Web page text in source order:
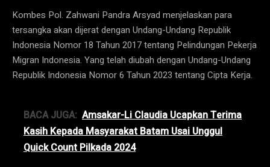
Kombes Pol. Zahwani Pandra Arsyad menjelaskan para
tersangka akan dijerat dengan Undang-Undang Republik
Indonesia Nomor 18 Tahun 2017 tentang Pelindungan Pekerja
Migran Indonesia. Yang telah diubah dengan Undang-Undang
Republik Indonesia Nomor 6 Tahun 2023 tentang Cipta Kerja.
BACA JUGA: Amsakar-Li Claudia Ucapkan Terima
Kasih Kepada Masyarakat Batam Usai Unggul
Quick Count Pilkada 2024